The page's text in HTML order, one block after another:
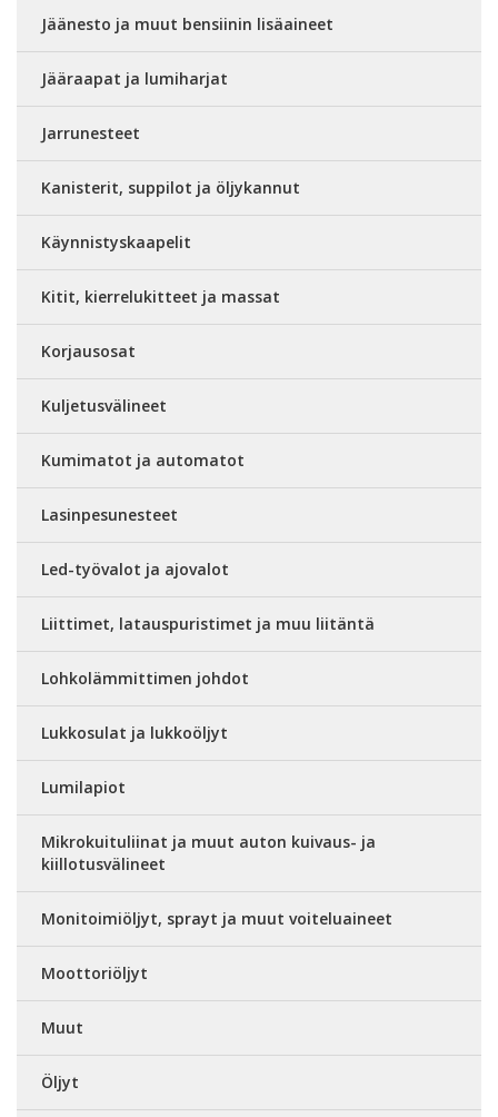
Jäänesto ja muut bensiinin lisäaineet
Jääraapat ja lumiharjat
Jarrunesteet
Kanisterit, suppilot ja öljykannut
Käynnistyskaapelit
Kitit, kierrelukitteet ja massat
Korjausosat
Kuljetusvälineet
Kumimatot ja automatot
Lasinpesunesteet
Led-työvalot ja ajovalot
Liittimet, latauspuristimet ja muu liitäntä
Lohkolämmittimen johdot
Lukkosulat ja lukkoöljyt
Lumilapiot
Mikrokuituliinat ja muut auton kuivaus- ja
kiillotusvälineet
Monitoimiöljyt, sprayt ja muut voiteluaineet
Moottoriöljyt
Muut
Öljyt